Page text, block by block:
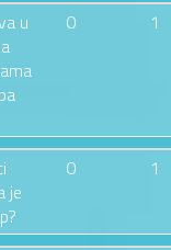
u
0 1
je
0 1